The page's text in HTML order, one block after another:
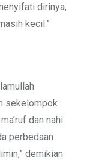
dirinya,
kecil.”
sekelompok
dan nahi
perbedaan
demikian